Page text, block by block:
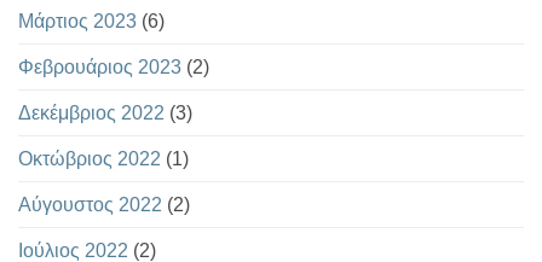
Μάρτιος 2023 (6)
Φεβρουάριος 2023 (2)
Δεκέμβριος 2022 (3)
Οκτώβριος 2022 (1)
Αύγουστος 2022 (2)
Ιούλιος 2022 (2)